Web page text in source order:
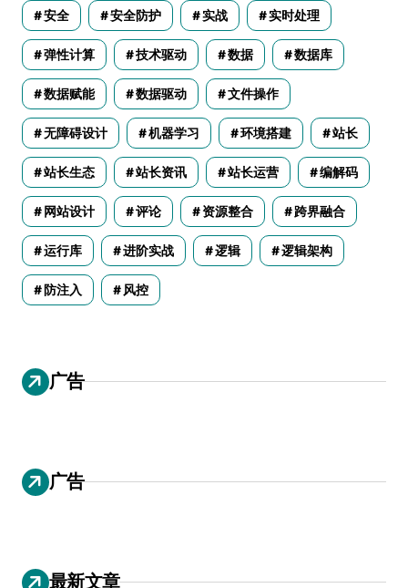
安全 安全防护 实战 实时处理
弹性计算 技术驱动 数据 数据库
数据赋能 数据驱动 文件操作
无障碍设计 机器学习 环境搭建 站长
站长生态 站长资讯 站长运营 编解码
网站设计 评论 资源整合 跨界融合
运行库 进阶实战 逻辑 逻辑架构
防注入 风控
广告
广告
最新文章